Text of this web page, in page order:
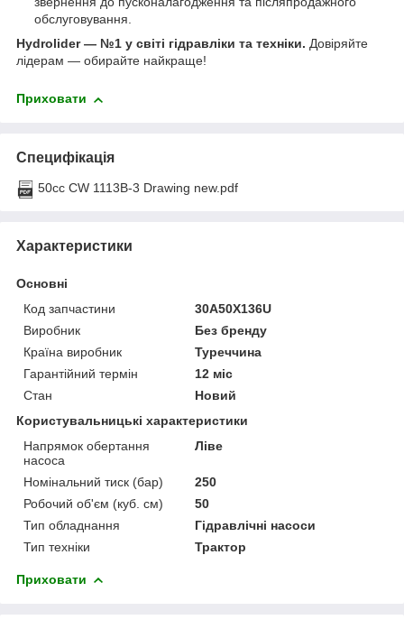
обслуговування.
Hydrolider — №1 у світі гідравліки та техніки. Довіряйте
лідерам — обирайте найкраще!
Приховати
Специфікація
50cc CW 1113B-3 Drawing new.pdf
Характеристики
Основні
Код запчастини
30A50X136U
Виробник
Без бренду
Країна виробник
Туреччина
Гарантійний термін
12 міс
Стан
Новий
Користувальницькі характеристики
Напрямок обертання
насоса
Ліве
Номінальний тиск (бар)
250
Робочий об'єм (куб. см)
50
Тип обладнання
Гідравлічні насоси
Тип техніки
Трактор
Приховати